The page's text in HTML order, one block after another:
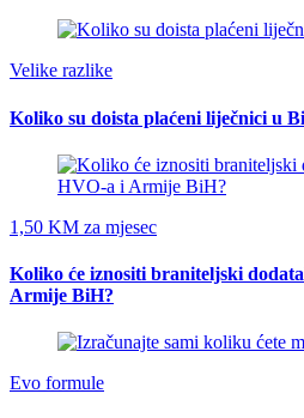
Velike razlike
Koliko su doista plaćeni liječnici u
1,50 KM za mjesec
Koliko će iznositi braniteljski
Armije BiH?
Evo formule